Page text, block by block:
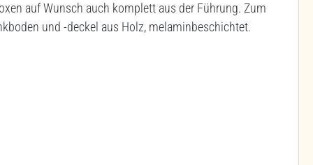
auf Wunsch auch komplett aus der Führung. Zum
und -deckel aus Holz, melaminbeschichtet.